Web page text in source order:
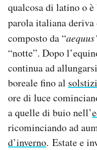
qualcosa di latino o
parola italiana
composto da “
“notte”. Dopo
continua ad
boreale fino al
ore di luce
a quelle di buio nell’
ricominciando ad
d’inverno. Estate e